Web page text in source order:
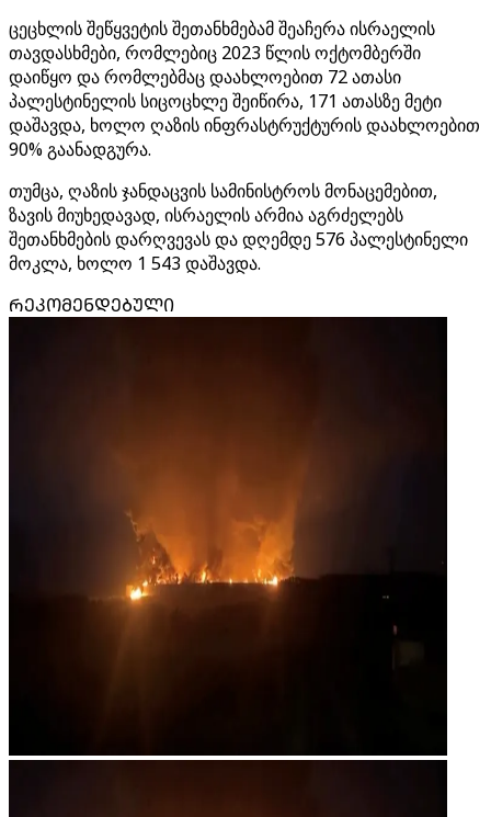
ცეცხლის შეწყვეტის შეთანხმებამ შეაჩერა ისრაელის
თავდასხმები, რომლებიც 2023 წლის ოქტომბერში
დაიწყო და რომლებმაც დაახლოებით 72 ათასი
პალესტინელის სიცოცხლე შეიწირა, 171 ათასზე მეტი
დაშავდა, ხოლო ღაზის ინფრასტრუქტურის დაახლოებით
90% გაანადგურა.
თუმცა, ღაზის ჯანდაცვის სამინისტროს მონაცემებით,
ზავის მიუხედავად, ისრაელის არმია აგრძელებს
შეთანხმების დარღვევას და დღემდე 576 პალესტინელი
მოკლა, ხოლო 1 543 დაშავდა.
ᲠᲔᲙᲝᲛᲔᲜᲓᲔᲑᲣᲚᲘ